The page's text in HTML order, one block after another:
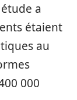
a
étaient
au
000